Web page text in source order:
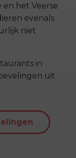
het Veerse
evenals
niet
in
uit